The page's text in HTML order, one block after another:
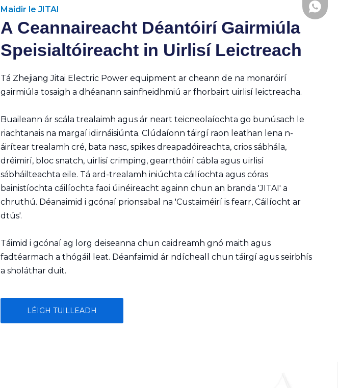
Maidir le JITAI
A Ceannaireacht Déantóirí Gairmiúla
Speisialtóireacht in Uirlisí Leictreach
Tá Zhejiang Jitai Electric Power equipment ar cheann de na monaróirí
gairmiúla tosaigh a dhéanann sainfheidhmiú ar fhorbairt uirlisí leictreacha.
Buaileann ár scála trealaimh agus ár neart teicneolaíochta go bunúsach le
riachtanais na margaí idirnáisiúnta. Clúdaíonn táirgí raon leathan lena n-
áirítear trealamh cré, bata nasc, spikes dreapadóireachta, crios sábhála,
dréimirí, bloc snatch, uirlisí crimping, gearrthóirí cábla agus uirlisí
sábháilteachta eile. Tá ard-trealamh iniúchta cáilíochta agus córas
bainistíochta cáilíochta faoi úinéireacht againn chun an branda 'JITAI' a
chruthú. Déanaimid i gcónaí prionsabal na 'Custaiméirí is fearr, Cáilíocht ar
dtús'.
Táimid i gcónaí ag lorg deiseanna chun caidreamh gnó maith agus
fadtéarmach a thógáil leat. Déanfaimid ár ndícheall chun táirgí agus seirbhís
a sholáthar duit.
LÉIGH TUILLEADH
+86-